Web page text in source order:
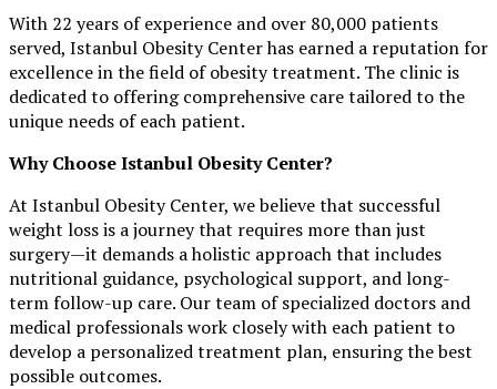
With 22 years of experience and over 80,000 patients
served, Istanbul Obesity Center has earned a reputation for
excellence in the field of obesity treatment. The clinic is
dedicated to offering comprehensive care tailored to the
unique needs of each patient.
Why Choose Istanbul Obesity Center?
At Istanbul Obesity Center, we believe that successful
weight loss is a journey that requires more than just
surgery—it demands a holistic approach that includes
nutritional guidance, psychological support, and long-
term follow-up care. Our team of specialized doctors and
medical professionals work closely with each patient to
develop a personalized treatment plan, ensuring the best
possible outcomes.